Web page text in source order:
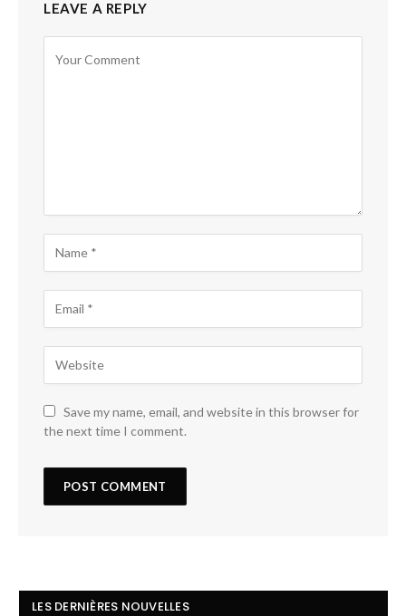
LEAVE A REPLY
Save my name, email, and website in this browser for
the next time I comment.
LES DERNIÈRES NOUVELLES